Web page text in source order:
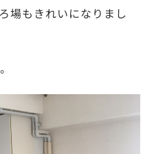
場もきれいになりまし